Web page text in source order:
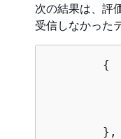
次の結果は、評
受信しなかった
{
        },